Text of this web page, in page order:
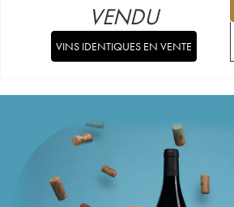
VENDU
VINS IDENTIQUES EN VENTE